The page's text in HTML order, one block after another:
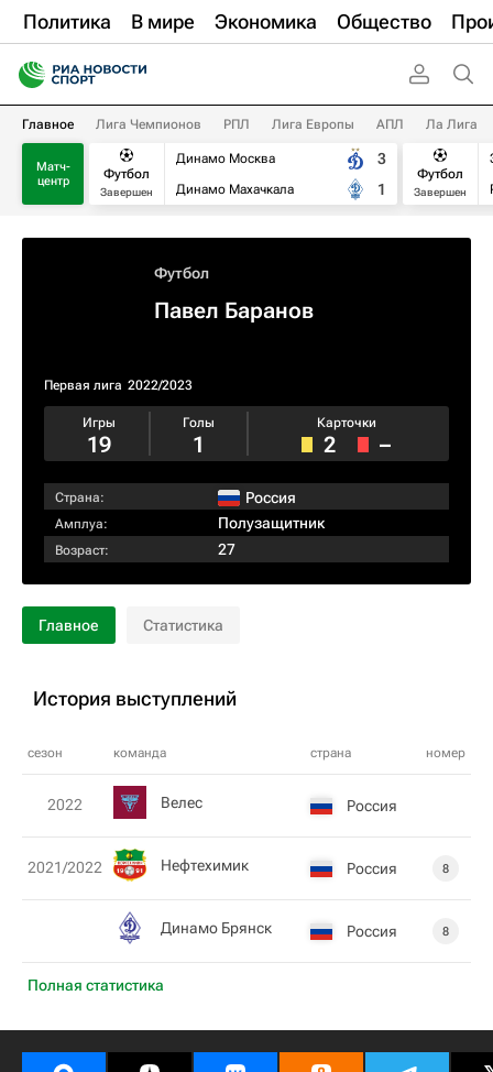
Политика В мире Экономика Общество
Главное Лига Чемпионов РПЛ Лига Европы АПЛ Ла Лига
Матч-
центр
Футбол
Завершен
Динамо Москва
Динамо Махачкала
3
1
Футбол
Завершен
Футбол
Павел Баранов
Первая лига 2022/2023
Игры
19
Голы
1
Карточки
2 –
Страна: Россия
Амплуа: Полузащитник
Возраст: 27
Главное Статистика
История выступлений
сезон команда страна номер
Полная статистика
2022 Велес Россия
2021/2022 Нефтехимик Россия 8
Динамо Брянск Россия 8